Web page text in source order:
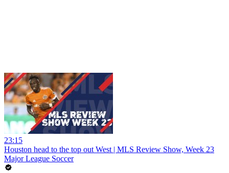
23:15
Houston head to the top out West | MLS Review Show, Week 23
Major League Soccer